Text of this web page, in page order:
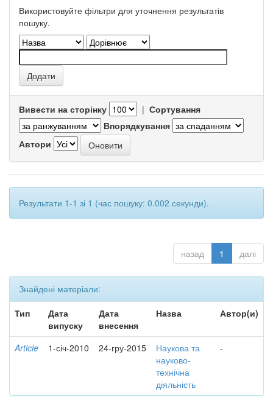
Використовуйте фільтри для уточнення результатів
пошуку.
Вивести на сторінку | Сортування
Впорядкування
Автори
Результати 1-1 зі 1 (час пошуку: 0.002 секунди).
назад 1 далі
Знайдені матеріали:
Тип
Дата
випуску
Дата
внесення
Назва Автор(и)
Article 1-січ-2010 24-гру-2015
Наукова та
науково-
технічна
діяльність
-